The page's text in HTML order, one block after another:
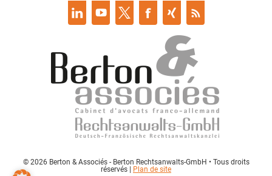
© 2026 Berton & Associés - Berton Rechtsanwalts-GmbH • Tous droits
réservés |
Plan de site